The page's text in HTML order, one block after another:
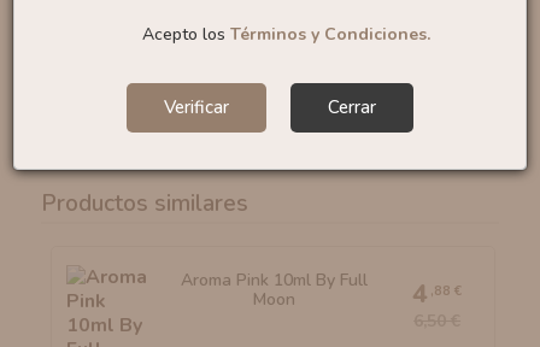
Acepto los Términos y Condiciones.
Verificar Cerrar
5 ml | 10 ml
Tiempo maceración:
15 días
Fabricado en ESPAÑA
Productos similares
Aroma Pink 10ml By Full
Moon
4 ,88 €